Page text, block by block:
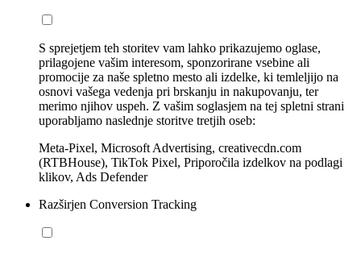
S sprejetjem teh storitev vam lahko prikazujemo oglase,
prilagojene vašim interesom, sponzorirane vsebine ali
promocije za naše spletno mesto ali izdelke, ki temleljijo na
osnovi vašega vedenja pri brskanju in nakupovanju, ter
merimo njihov uspeh. Z vašim soglasjem na tej spletni strani
uporabljamo naslednje storitve tretjih oseb:
Meta-Pixel, Microsoft Advertising, creativecdn.com
(RTBHouse), TikTok Pixel, Priporočila izdelkov na podlagi
klikov, Ads Defender
Razširjen Conversion Tracking